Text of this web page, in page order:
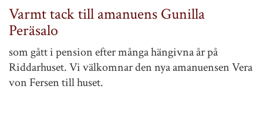
Varmt tack till amanuens Gunilla
Peräsalo
som gått i pension efter många hängivna år på
Riddarhuset. Vi välkomnar den nya amanuensen Vera
von Fersen till huset.